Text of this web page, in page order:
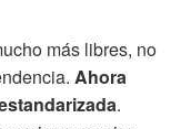
más libres, no
Ahora
.